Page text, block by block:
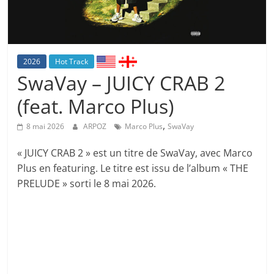
2026 Hot Track
SwaVay – JUICY CRAB 2
(feat. Marco Plus)
8 mai 2026 ARPOZ Marco Plus,SwaVay
« JUICY CRAB 2 » est un titre de SwaVay, avec Marco
Plus en featuring. Le titre est issu de l’album « THE
PRELUDE » sorti le 8 mai 2026.